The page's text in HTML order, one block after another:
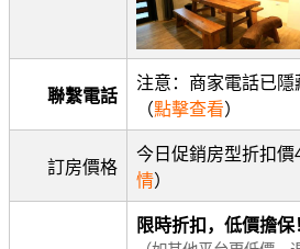
聯繫電話
注意：商家電話已隱
（點擊查看）
訂房價格
今日促銷房型折扣價
情）
限時折扣，低價擔保